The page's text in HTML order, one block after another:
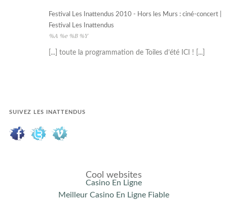
Festival Les Inattendus 2010 - Hors les Murs : ciné-concert |
Festival Les Inattendus
%A %e %B %Y
[...] toute la programmation de Toiles d’été ICI ! [...]
SUIVEZ LES INATTENDUS
Cool websites
Casino En Ligne
Meilleur Casino En Ligne Fiable